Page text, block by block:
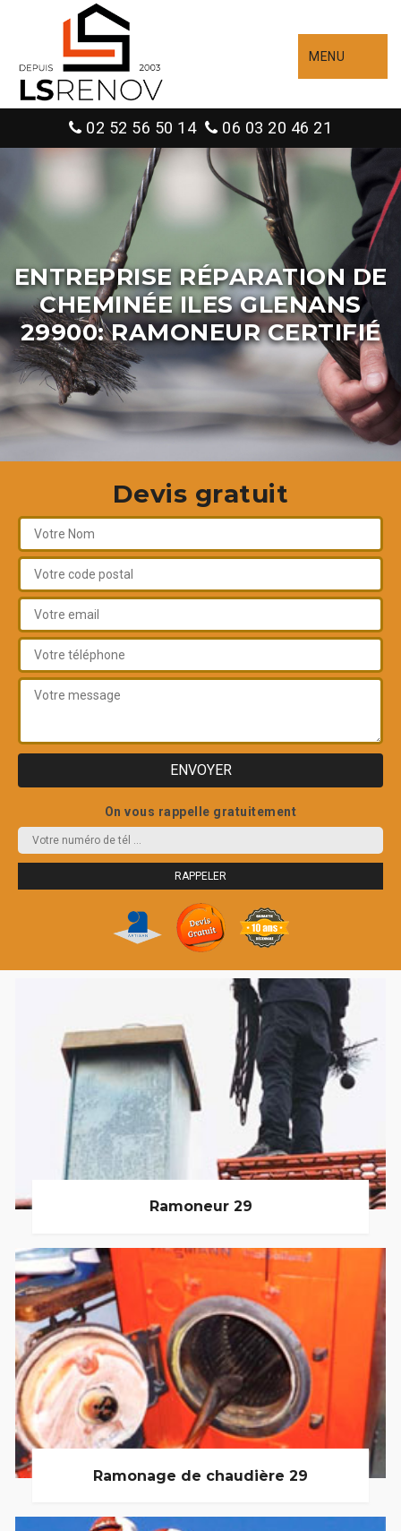
MENU
02 52 56 50 14 06 03 20 46 21
ENTREPRISE RÉPARATION DE
CHEMINÉE ILES GLENANS
29900: RAMONEUR CERTIFIÉ
Devis gratuit
On vous rappelle gratuitement
Ramoneur 29
Ramonage de chaudière 29